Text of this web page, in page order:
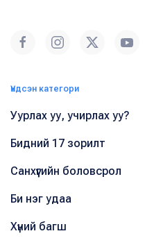
Үндсэн категори
Уурлах уу, учирлах уу?
Бидний 17 зорилт
Санхүүгийн боловсрол
Би нэг удаа
Хүний багш